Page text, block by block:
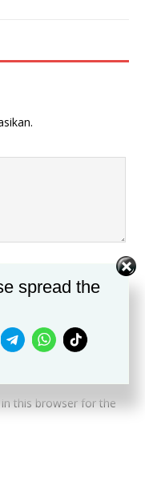
this browser for the
spread the